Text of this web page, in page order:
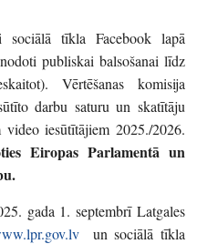
tīkla Facebook lapā
publiskai balsošanai līdz
Vērtēšanas komisija
darbu saturu un skatītāju
iesūtītājiem 2025./2026.
Eiropas Parlamentā un
gada 1. septembrī Latgales
un sociālā tīkla